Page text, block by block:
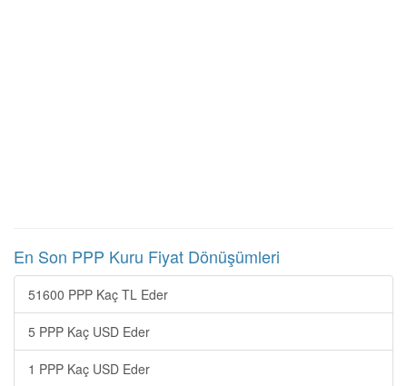
En Son PPP Kuru Fiyat Dönüşümleri
51600 PPP Kaç TL Eder
5 PPP Kaç USD Eder
1 PPP Kaç USD Eder